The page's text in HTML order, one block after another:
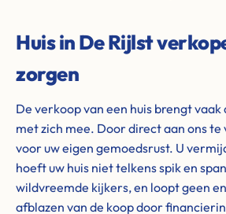
Huis in De Rijlst
zorgen
De verkoop van een huis brengt
met zich mee. Door direct aan ons te
voor uw eigen gemoedsrust. U
hoeft uw huis niet telkens spik en
wildvreemde kijkers, en loopt geen
afblazen van de koop door